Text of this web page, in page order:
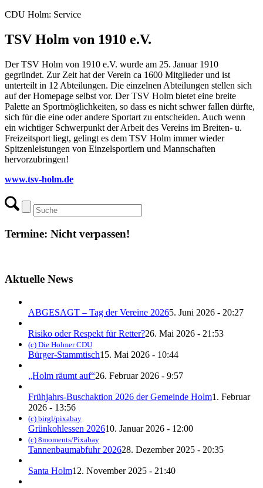
CDU Holm: Service
TSV Holm von 1910 e.V.
Der TSV Holm von 1910 e.V. wurde am 25. Januar 1910
gegründet. Zur Zeit hat der Verein ca 1600 Mitglieder und ist
unterteilt in 12 Abteilungen. Die einzelnen Abteilungen stellen sich
auf der Homepage selbst vor. Der TSV Holm bietet eine breite
Palette an Sportmöglichkeiten, so dass es nicht schwer fallen dürfte,
sich für die eine oder andere Sportart zu entscheiden. Auch wenn
ein wichtiger Schwerpunkt der Arbeit des Vereins im Breiten- u.
Freizeitsport liegt, gelingt es dem TSV Holm immer wieder
Spitzenleistungen von Einzelsportlern und Mannschaften
hervorzubringen!
www.tsv-holm.de
Termine: Nicht verpassen!
Aktuelle News
ABGESAGT – Tag der Vereine 20265. Juni 2026 - 20:27
Risiko oder Respekt für Retter?26. Mai 2026 - 21:53
(c) Die Holmer CDU
Bürger-Stammtisch15. Mai 2026 - 10:44
„Holm räumt auf“26. Februar 2026 - 9:57
Frühjahrs-Buschaktion 2026 der Gemeinde Holm1. Februar
2026 - 13:56
(c) birgl/pixabay
Grünkohlessen 202610. Januar 2026 - 12:00
(c) 8moments/Pixabay
Tannenbaumabfuhr 202628. Dezember 2025 - 20:35
Santa Holm12. November 2025 - 21:40